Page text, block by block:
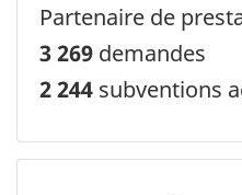
Partenaire de
3 269 demandes
2 244 subventions